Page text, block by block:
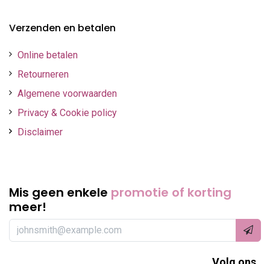
Verzenden en betalen
Online betalen
Retourneren
Algemene voorwaarden
Privacy & Cookie policy
Disclaimer
Mis geen enkele promotie of korting
meer!